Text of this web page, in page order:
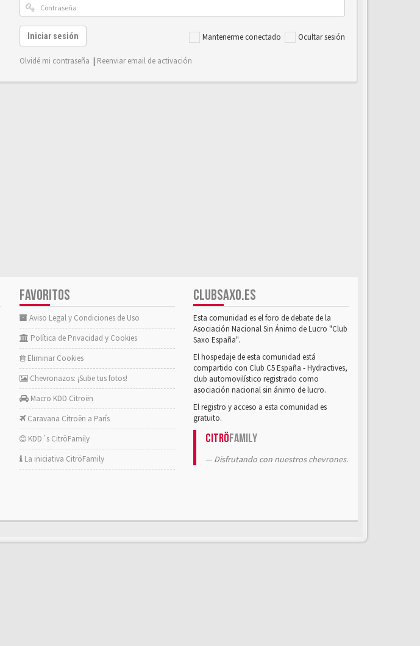
Mantenerme conectado Ocultar sesión
Iniciar sesión
Olvidé mi contraseña | Reenviar email de activación
FAVORITOS
Aviso Legal y Condiciones de Uso
Política de Privacidad y Cookies
Eliminar Cookies
Chevronazos: ¡Sube tus fotos!
Macro KDD Citroën
Caravana Citroën a París
KDD´s CitröFamily
La iniciativa CitröFamily
CLUBSAXO.ES
Esta comunidad es el foro de debate de la
Asociación Nacional Sin Ánimo de Lucro "Club
Saxo España".
El hospedaje de esta comunidad está
compartido con Club C5 España - Hydractives,
club automovilístico registrado como
asociación nacional sin ánimo de lucro.
El registro y acceso a esta comunidad es
gratuito.
CitröFamily
Disfrutando con nuestros chevrones.